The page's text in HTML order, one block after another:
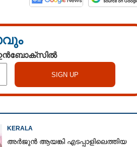
ഇൻബോക്സിൽ
KERALA
അർജുൻ ആയങ്കി എടപ്പാളിലെത്തിയ